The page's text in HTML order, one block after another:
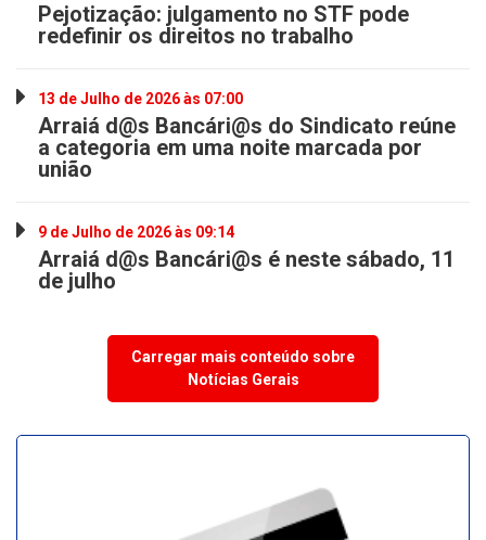
Pejotização: julgamento no STF pode
redefinir os direitos no trabalho
13 de Julho de 2026 às 07:00
Arraiá d@s Bancári@s do Sindicato reúne
a categoria em uma noite marcada por
união
9 de Julho de 2026 às 09:14
Arraiá d@s Bancári@s é neste sábado, 11
de julho
Carregar mais conteúdo sobre
Notícias Gerais